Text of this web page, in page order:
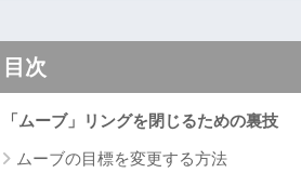
目次
「ムーブ」リングを閉じるための裏技
ムーブの目標を変更する方法